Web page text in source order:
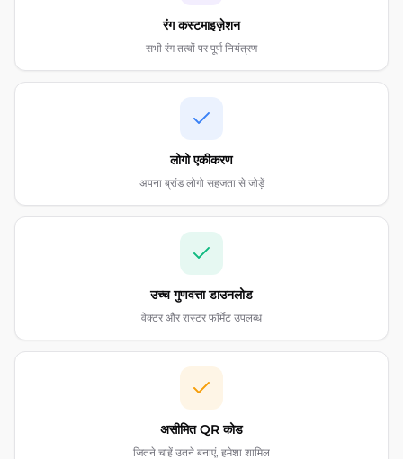
रंग कस्टमाइज़ेशन
सभी रंग तत्वों पर पूर्ण नियंत्रण
लोगो एकीकरण
अपना ब्रांड लोगो सहजता से जोड़ें
उच्च गुणवत्ता डाउनलोड
वेक्टर और रास्टर फॉर्मेट उपलब्ध
असीमित QR कोड
जितने चाहें उतने बनाएं, हमेशा शामिल